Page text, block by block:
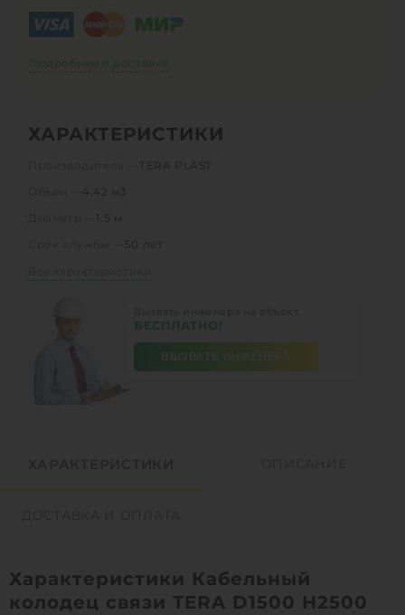
Подробнее о доставке
ХАРАКТЕРИСТИКИ
TERA PLAST
4.42 м3
1.5 м
50 лет
Все характеристики
БЕСПЛАТНО!
Характеристики Кабельный
колодец связи TERA D1500 H2500